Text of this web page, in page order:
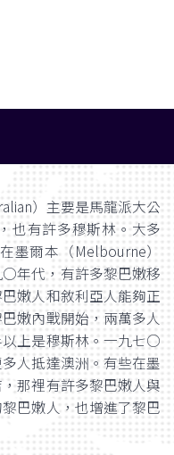
）主要是馬龍派大公
也有許多穆斯林。大多
墨爾本（Melbourne）
年代，有許多黎巴嫩移
嫩人和敘利亞人能夠正
嫩內戰開始，兩萬多人
上是穆斯林。一九七○
人抵達澳洲。有些在墨
那裡有許多黎巴嫩人與
巴嫩人，也增進了黎巴